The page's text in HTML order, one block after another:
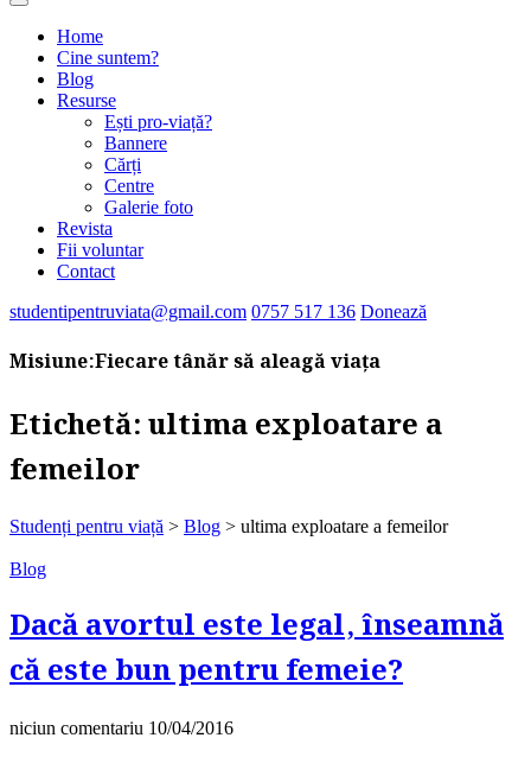
Home
Cine suntem?
Blog
Resurse
Ești pro-viață?
Bannere
Cărți
Centre
Galerie foto
Revista
Fii voluntar
Contact
studentipentruviata@gmail.com 0757 517 136 Donează
Misiune:Fiecare tânăr să aleagă viața
Etichetă:ultima exploatare a
femeilor
Studenți pentru viață > Blog > ultima exploatare a femeilor
Blog
Dacă avortul este legal, înseamnă
că este bun pentru femeie?
niciun comentariu 10/04/2016